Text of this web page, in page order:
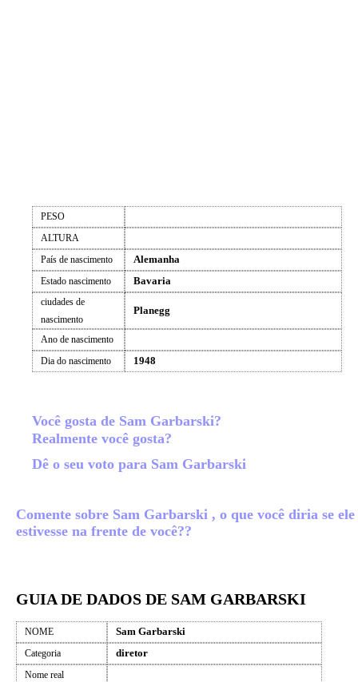
PESO
ALTURA
País de nascimento
Alemanha
Estado nascimento Bavaria
ciudades de
nascimento
Planegg
Ano de nascimento
Dia do nascimento
1948
Você gosta de Sam Garbarski?
Realmente você gosta?
Dê o seu voto para Sam Garbarski
Comente sobre Sam Garbarski , o que você diria se ele
estivesse na frente de você??
GUIA DE DADOS DE SAM GARBARSKI
NOME Sam Garbarski
Categoria diretor
Nome real